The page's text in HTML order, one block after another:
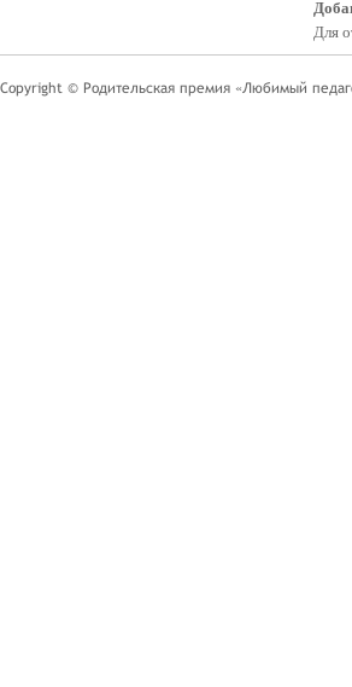
Для
Copyright © Родительская премия «Любимый